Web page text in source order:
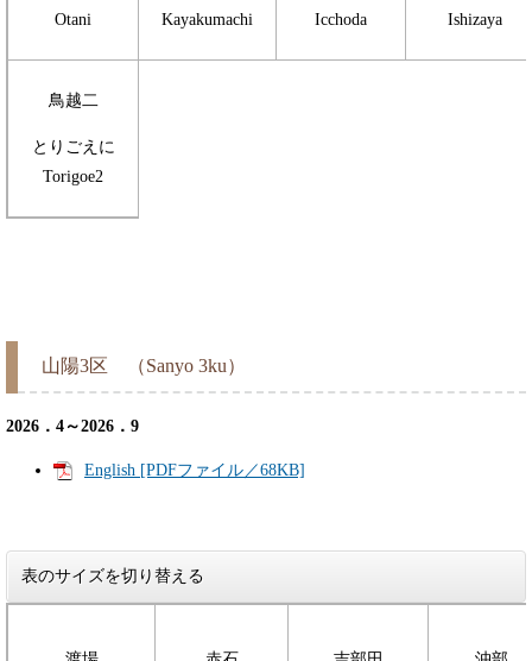
Otani
Kayakumachi
Icchoda
Ishizaya
鳥越二
とりごえに
Torigoe2
山陽3区 （Sanyo 3ku）
2026．4～2026．9
English [PDFファイル／68KB]
表のサイズを切り替える